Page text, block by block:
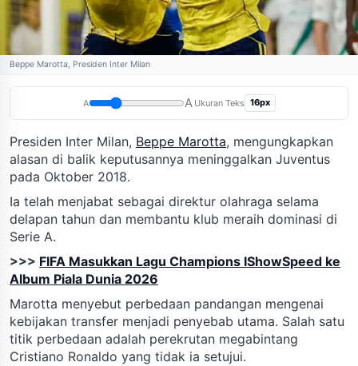
Beppe Marotta, Presiden Inter Milan
A A Ukuran Teks 16px
Presiden Inter Milan, Beppe Marotta, mengungkapkan
alasan di balik keputusannya meninggalkan Juventus
pada Oktober 2018.
Ia telah menjabat sebagai direktur olahraga selama
delapan tahun dan membantu klub meraih dominasi di
Serie A.
>>> FIFA Masukkan Lagu Champions IShowSpeed ke
Album Piala Dunia 2026
Marotta menyebut perbedaan pandangan mengenai
kebijakan transfer menjadi penyebab utama. Salah satu
titik perbedaan adalah perekrutan megabintang
Cristiano Ronaldo yang tidak ia setujui.